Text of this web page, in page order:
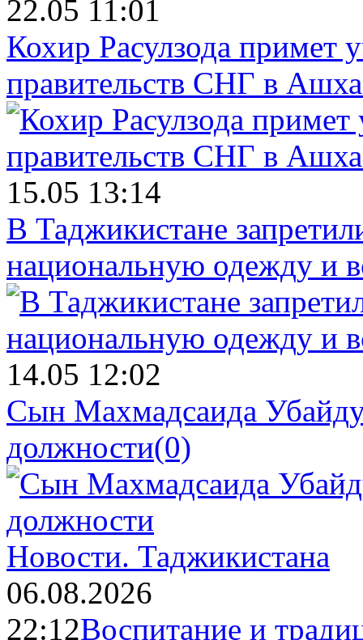
22.05 11:01
Кохир Расулзода примет
правительств СНГ в
15.05 13:14
В Таджикистане
национальную одежду и
14.05 12:02
Сын Махмадсаида
должности(0)
Новости. Таджикистана
06.08.2026
22:12Воспитание и